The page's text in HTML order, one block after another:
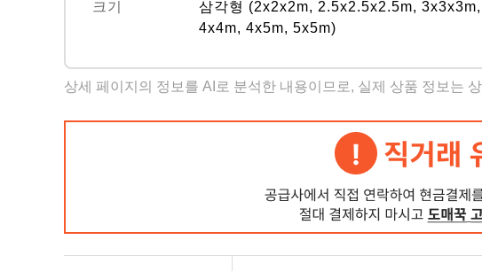
크기
삼각형 (2x2x2m, 2.5x2.5x2.5m,
4x4m, 4x5m, 5x5m)
상세 페이지의 정보를 AI로 분석한 내용이므로, 실제 상품 정보는